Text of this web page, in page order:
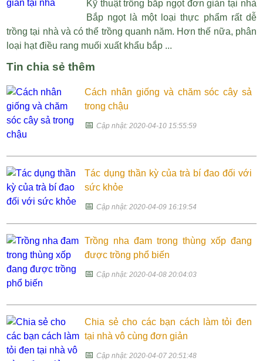
Kỹ thuật trồng bắp ngọt đơn giản tại nhà
Bắp ngọt là một loại thực phẩm rất dễ
trồng tại nhà và có thể trồng quanh năm. Hơn thế nữa, phân
loại hạt điều rang muối xuất khẩu bắp ...
Tin chia sẻ thêm
Cách nhân giống và chăm sóc cây sả
trong chậu
📅Cập nhật: 2020-04-10 15:55:59
Tác dụng thần kỳ của trà bí đao đối với
sức khỏe
📅Cập nhật: 2020-04-09 16:19:54
Trồng nha đam trong thùng xốp đang
được trồng phổ biến
📅Cập nhật: 2020-04-08 20:04:03
Chia sẻ cho các bạn cách làm tỏi đen
tại nhà vô cùng đơn giản
📅Cập nhật: 2020-04-07 20:51:48